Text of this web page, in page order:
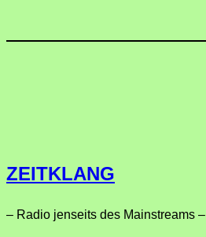
ZEITKLANG
– Radio jenseits des Mainstreams –